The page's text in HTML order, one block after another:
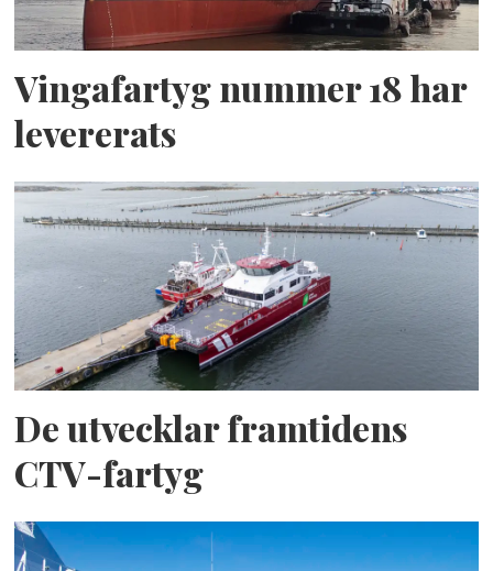
Vingafartyg nummer 18 har
levererats
De utvecklar framtidens
CTV-fartyg